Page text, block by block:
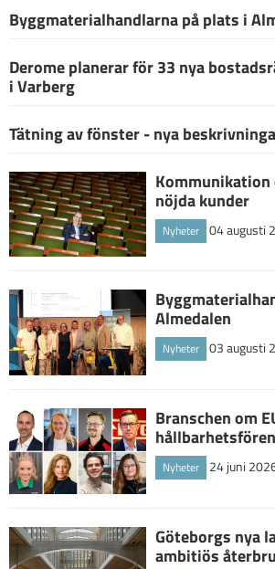
Byggmaterialhandlarna på plats i
Derome planerar för 33 nya
i Varberg
Tätning av fönster - nya
nöjda kunder
Nyheter 04 augusti
Almedalen
Nyheter 03 augusti
Branschen om
Nyheter 24 juni
Göteborgs nya
ambitiös